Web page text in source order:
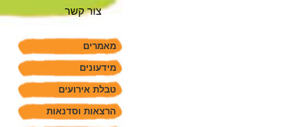
צור קשר
מאמרים
מידעונים
טבלת אירועים
הרצאות וסדנאות